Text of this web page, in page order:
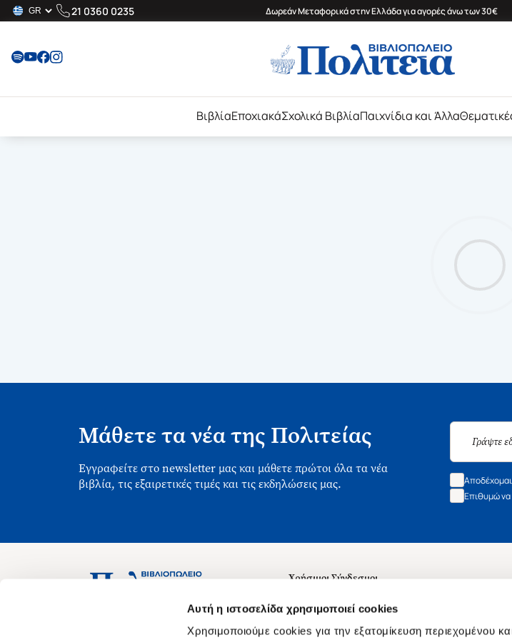
Αυτή η ιστοσελίδα χρησιμοποιεί cookies
Χρησιμοποιούμε cookies για την εξατομίκευση περιεχομένου
21 0360 0235 Δωρεάν Μεταφορικά στην Ελλάδα για αγορές άνω των 30€
ΒιβλίαΕποχιακάΣχολικά ΒιβλίαΠαιχνίδια και Άλλα
Μάθετε τα νέα της Πολιτείας
Εγγραφείτε στο newsletter μας και μάθετε πρώτοι όλα τα νέα
βιβλία, τις εξαιρετικές τιμές και τις εκδηλώσεις μας.
Επιθυμώ να
Ασκληπιού 1-3, Αθήνα 106 79
Χρήσιμοι Σύνδεσμοι
Σχετικά με εμάς
Θέσεις Εργασίας